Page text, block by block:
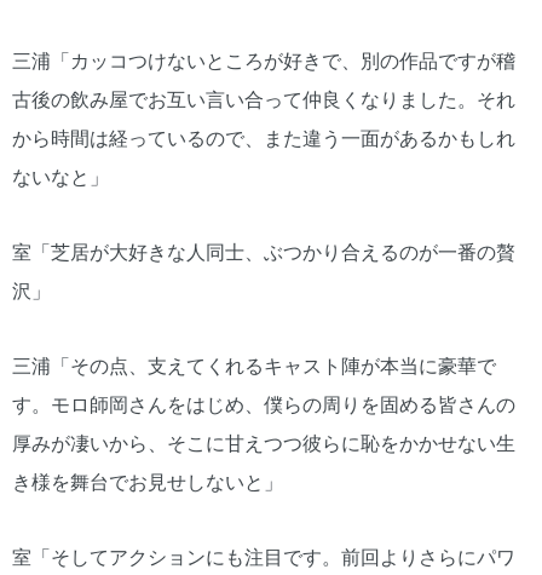
三浦「カッコつけないところが好きで、別の作品ですが稽
古後の飲み屋でお互い言い合って仲良くなりました。それ
から時間は経っているので、また違う一面があるかもしれ
ないなと」
室「芝居が大好きな人同士、ぶつかり合えるのが一番の贅
沢」
三浦「その点、支えてくれるキャスト陣が本当に豪華で
す。モロ師岡さんをはじめ、僕らの周りを固める皆さんの
厚みが凄いから、そこに甘えつつ彼らに恥をかかせない生
き様を舞台でお見せしないと」
室「そしてアクションにも注目です。前回よりさらにパワ